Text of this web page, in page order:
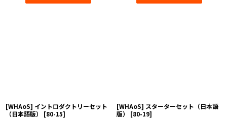
[WHAoS] イントロダクトリーセット
（日本語版）
[80-15]
[WHAoS] スターターセット（日本語
版）
[80-19]